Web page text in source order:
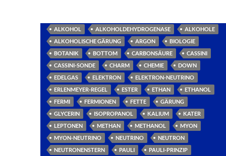
ALKOHOL ALKOHOLDEHYDROGENASE
ALKOHOLE
ALKOHOLISCHE GÄRUNG
ARGON
BIOLOGIE
BOTANIK
BOTTOM CARBONSÄURE
CASSINI
CASSINI-SONDE
CHARM CHEMIE
DOWN
EDELGAS
ELEKTRON
ELEKTRON-NEUTRINO
ERLENMEYER-REGEL
ESTER ETHAN
ETHANOL
FERMI
FERMIONEN FETTE
GÄRUNG
GLYCERIN
ISOPROPANOL KALIUM
KATER
LEPTONEN
METHAN METHANOL
MYON
MYON-NEUTRINO
NEUTRINO
NEUTRON
NEUTRONENSTERN
PAULI
PAULI-PRINZIP